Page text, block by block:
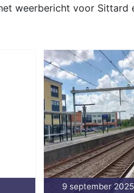
weerbericht voor Sittard
campus tot
Sittard-Geleen.
9 september